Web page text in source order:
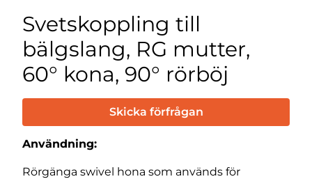
Svetskoppling till
bälgslang, RG mutter,
60° kona, 90° rörböj
Skicka förfrågan
Användning:
Rörgänga swivel hona som används för